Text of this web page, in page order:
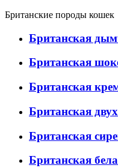
Британские породы кошек
Британская
Британская
Британская
Британская
Британская
Британская